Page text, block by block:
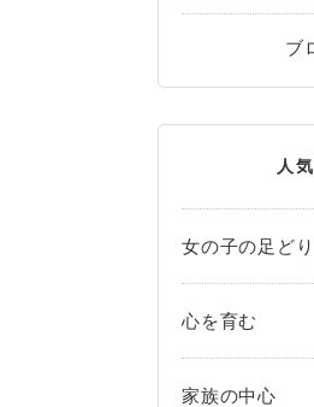
ブ
人
女の子の足どり
心を育む
家族の中心